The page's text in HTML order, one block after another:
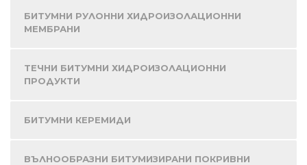
БИТУМНИ РУЛОННИ ХИДРОИЗОЛАЦИОННИ
МЕМБРАНИ
ТЕЧНИ БИТУМНИ ХИДРОИЗОЛАЦИОННИ
ПРОДУКТИ
БИТУМНИ КЕРЕМИДИ
ВЪЛНООБРАЗНИ БИТУМИЗИРАНИ ПОКРИВНИ